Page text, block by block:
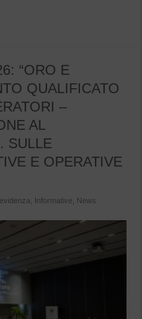
“ORO E
QUALIFICATO
–
AL
SULLE
E OPERATIVE
Informative
News